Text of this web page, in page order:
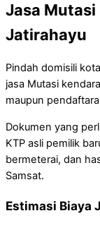
Jasa Mutasi
Jatirahayu
Pindah domisili
jasa Mutasi
maupun
Dokumen yang
KTP asli pemilik
bermeterai, dan
Samsat.
Estimasi Biaya